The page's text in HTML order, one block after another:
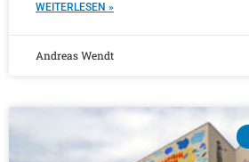
WEITERLESEN »
Andreas Wendt